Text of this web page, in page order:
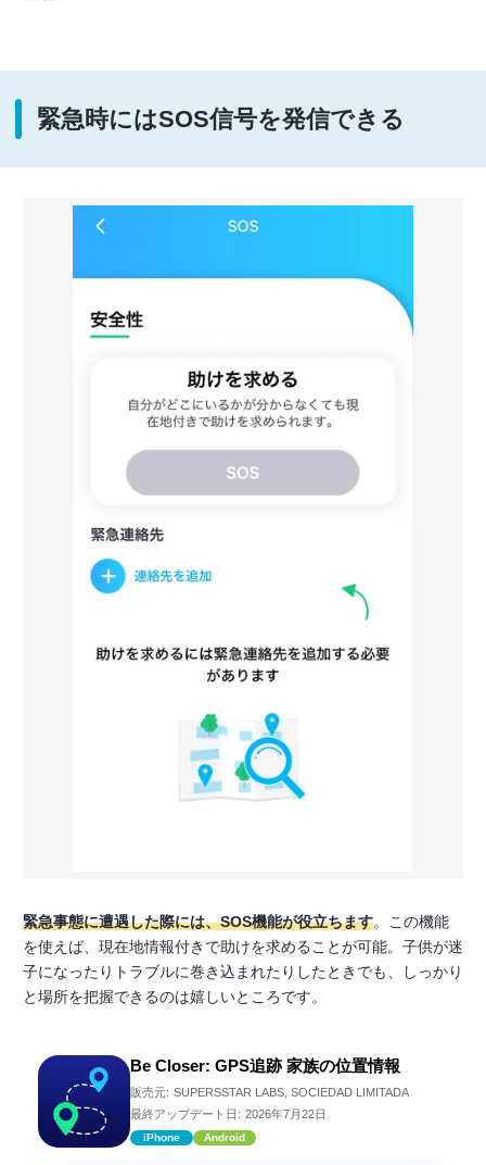
緊急時にはSOS信号を発信できる
緊急事態に遭遇した際には、SOS機能が役立ちます。この機能
を使えば、現在地情報付きで助けを求めることが可能。子供が迷
子になったりトラブルに巻き込まれたりしたときでも、しっかり
と場所を把握できるのは嬉しいところです。
Be Closer: GPS追跡 家族の位置情報
販売元: SUPERSSTAR LABS, SOCIEDAD LIMITADA
最終アップデート日: 2026年7月22日
iPhone Android